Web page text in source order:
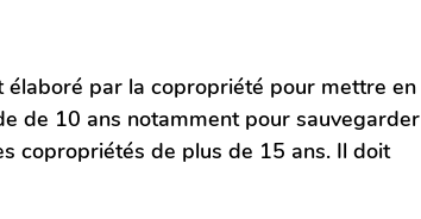
élaboré par la copropriété pour mettre en
de 10 ans notamment pour sauvegarder
copropriétés de plus de 15 ans. Il doit